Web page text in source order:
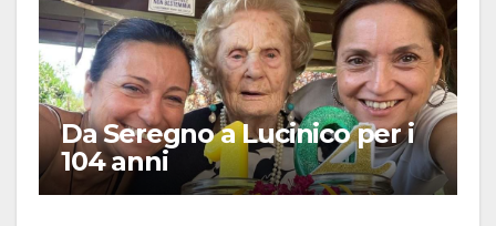
Da Seregno a Lucinico per i
104 anni